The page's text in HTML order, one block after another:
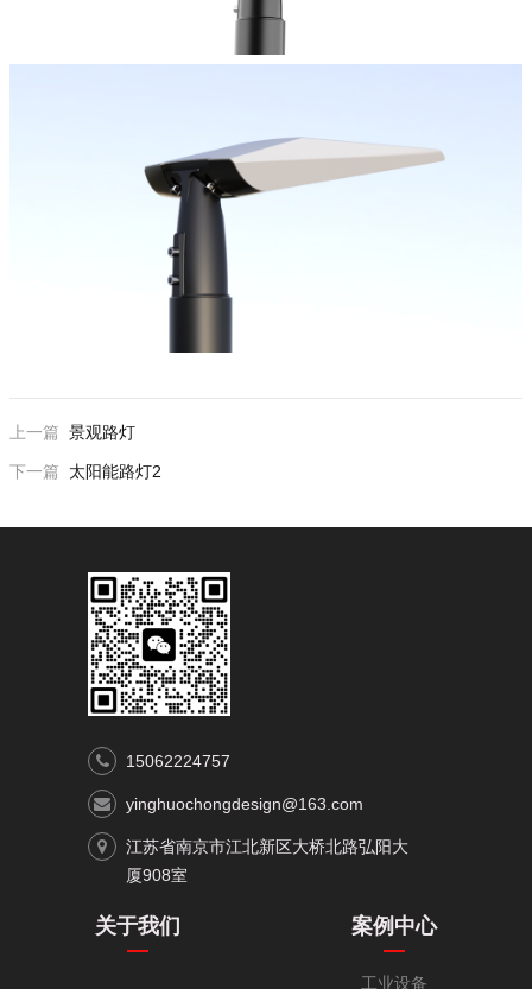
上一篇 景观路灯
下一篇 太阳能路灯2
15062224757
yinghuochongdesign@163.com
江苏省南京市江北新区大桥北路弘阳大
厦908室
关于我们 案例中心
工业设备